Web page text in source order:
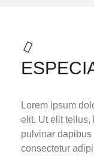
Lorem ipsum
elit. Ut elit tellus,
pulvinar dapibus
consectetur